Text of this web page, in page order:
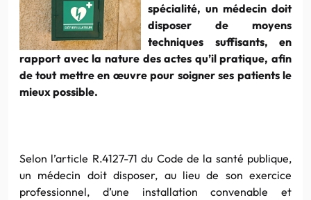
spécialité, un médecin doit
disposer de moyens
techniques suffisants, en
rapport avec la nature des actes qu’il pratique, afin
de tout mettre en œuvre pour soigner ses patients le
mieux possible.
Selon l’article R.4127-71 du Code de la santé publique,
un médecin doit disposer, au lieu de son exercice
professionnel, d’une installation convenable et